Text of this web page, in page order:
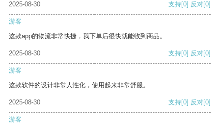
2025-08-30 支持[0] 反对[0]
游客
这款app的物流非常快捷，我下单后很快就能收到商品。
2025-08-30 支持[0] 反对[0]
游客
这款软件的设计非常人性化，使用起来非常舒服。
2025-08-30 支持[0] 反对[0]
游客